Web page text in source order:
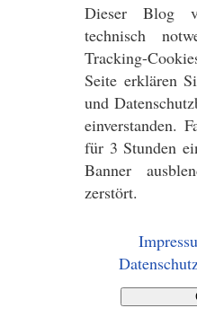
Dieser Blog
technisch
Tracking-
Seite erklären
und
einverstanden.
für 3 Stunden
Banner
zerstört.